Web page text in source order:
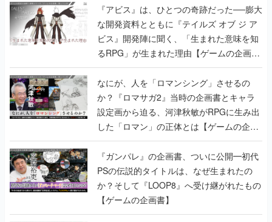
『アビス』は、ひとつの奇跡だった──膨大
な開発資料とともに『テイルズ オブ ジ ア
ビス』開発陣に聞く、「生まれた意味を知
るRPG」が生まれた理由【ゲームの企画
書】
なにが、人を「ロマンシング」させるの
か？『ロマサガ2』当時の企画書とキャラ
設定画から迫る、河津秋敏がRPGに生み出
した「ロマン」の正体とは【ゲームの企画
書】
『ガンパレ』の企画書、ついに公開━初代
PSの伝説的タイトルは、なぜ生まれたの
か？そして『LOOP8』へ受け継がれたもの
【ゲームの企画書】